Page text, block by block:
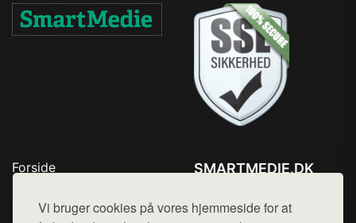
Vi bruger cookies på vores hjemmeside for at
Forside
Top Rabatter
SMARTMEDIE.DK